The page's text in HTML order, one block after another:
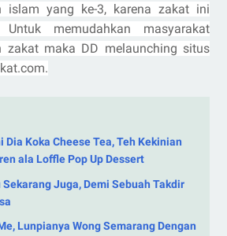
islam yang ke-3, karena zakat ini
memudahkan masyarakat
zakat maka DD melaunching situs
Dia Koka Cheese Tea, Teh Kekinian
ala Loffle Pop Up Dessert
Juga, Demi Sebuah Takdir
Lunpianya Wong Semarang Dengan